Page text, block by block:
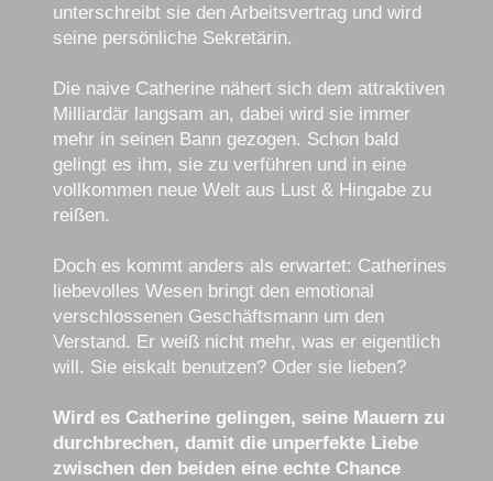
unterschreibt sie den Arbeitsvertrag und wird
seine persönliche Sekretärin.
Die naive Catherine nähert sich dem attraktiven
Milliardär langsam an, dabei wird sie immer
mehr in seinen Bann gezogen. Schon bald
gelingt es ihm, sie zu verführen und in eine
vollkommen neue Welt aus Lust & Hingabe zu
reißen.
Doch es kommt anders als erwartet: Catherines
liebevolles Wesen bringt den emotional
verschlossenen Geschäftsmann um den
Verstand. Er weiß nicht mehr, was er eigentlich
will. Sie eiskalt benutzen? Oder sie lieben?
Wird es Catherine gelingen, seine Mauern zu
durchbrechen, damit die unperfekte Liebe
zwischen den beiden eine echte Chance